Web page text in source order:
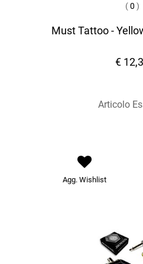
(0 )
Must Tattoo -
€
Articolo
Agg. Wishlist